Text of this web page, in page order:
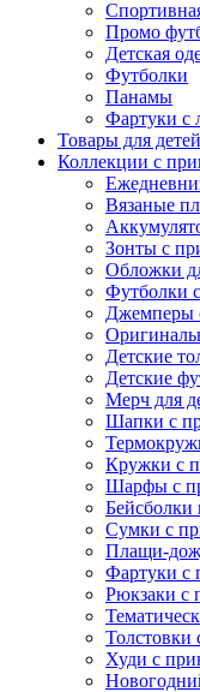
Промо
Детская
Футболки
Панамы
Фартуки с
Товары для детей
Коллекции с
Вязаные
Зонты с
Обложки
Футболки
Джемперы
Детские
Детские
Мерч для
Шапки с
Кружки с
Шарфы с
Сумки с
Плащи-
Фартуки с
Рюкзаки с
Толстовки
Худи с